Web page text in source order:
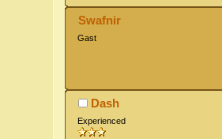
Swafnir
Gast
Dash
Experienced